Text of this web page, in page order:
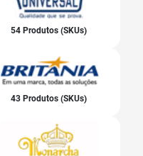
54 Produtos (SKUs)
43 Produtos (SKUs)